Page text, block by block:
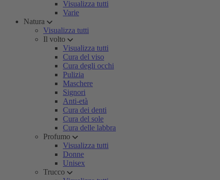
Visualizza tutti
Varie
Natura
Visualizza tutti
Il volto
Visualizza tutti
Cura del viso
Cura degli occhi
Pulizia
Maschere
Signori
Anti-età
Cura dei denti
Cura del sole
Cura delle labbra
Profumo
Visualizza tutti
Donne
Unisex
Trucco